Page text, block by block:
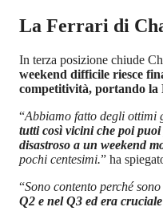
La Ferrari di
In terza posizione chiude
weekend difficile riesce
competitività, portando la
“Abbiamo fatto degli ottimi
tutti così vicini che poi puoi
disastroso a un weekend
pochi centesimi.” ha
“Sono contento perché
Q2 e nel Q3 ed era